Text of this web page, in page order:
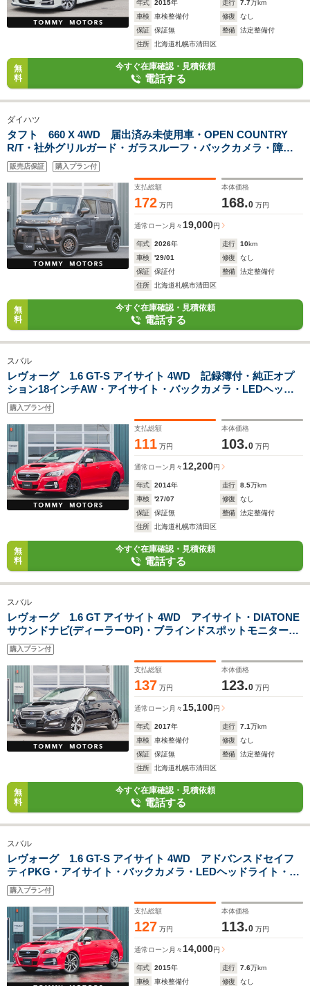
年式 2015年 走行 7.7万km
車検
車検整備付 修復
なし
保証
保証無 整備
法定整備付
住所
北海道札幌市清田区
無
料
今すぐ在庫確認・見積依頼
電話する
ダイハツ
タフト 660 X 4WD 届出済み未使用車・OPEN COUNTRY
R/T・社外グリルガード・ガラスルーフ・バックカメラ・障害
物センサー・衝突軽減ブレーキ
販売店保証 購入プラン付
支払総額
172 万円
本体価格
168.0 万円
通常ローン 月々 19,000円
年式 2026年 走行 10km
車検
'29/01 修復
なし
保証
保証付 整備
法定整備付
住所
北海道札幌市清田区
無
料
今すぐ在庫確認・見積依頼
電話する
スバル
レヴォーグ 1.6 GT-S アイサイト 4WD 記録簿付・純正オプ
ション18インチAW・アイサイト・バックカメラ・LEDヘッド
ライト・アダプティブクルーズコントロール・ビルシュタイン
ダンパー・電動シート・SI-DRIVE・スマートキー
購入プラン付
支払総額
111 万円
本体価格
103.0 万円
通常ローン 月々 12,200円
年式 2014年 走行 8.5万km
車検
'27/07 修復
なし
保証
保証無 整備
法定整備付
住所
北海道札幌市清田区
無
料
今すぐ在庫確認・見積依頼
電話する
スバル
レヴォーグ 1.6 GT アイサイト 4WD アイサイト・DIATONE
サウンドナビ(ディーラーOP)・ブラインドスポットモニター・
バックカメラ・LEDヘッドライト・ETC・シートヒーター・ア
ダプティブクルーズコントロール
購入プラン付
支払総額
137 万円
本体価格
123.0 万円
通常ローン 月々 15,100円
年式 2017年 走行 7.1万km
車検
車検整備付 修復
なし
保証
保証無 整備
法定整備付
住所
北海道札幌市清田区
無
料
今すぐ在庫確認・見積依頼
電話する
スバル
レヴォーグ 1.6 GT-S アイサイト 4WD アドバンスドセイフ
ティPKG・アイサイト・バックカメラ・LEDヘッドライト・ア
ダプティブクルコン・ブラインドスポットモニター・シートメ
モリー・シートヒーター・ドラレコ・電動シート・純正18イン
チAW・SI-DRIVE
購入プラン付
支払総額
127 万円
本体価格
113.0 万円
通常ローン 月々 14,000円
年式 2015年 走行 7.6万km
車検
車検整備付 修復
なし